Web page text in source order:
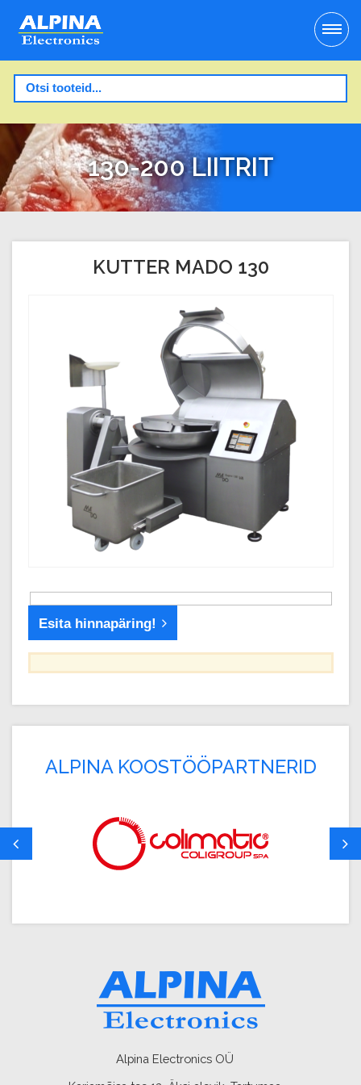
130-200 LIITRIT
KUTTER MADO 130
Esita hinnapäring!
ALPINA KOOSTÖÖPARTNERID
Alpina Electronics OÜ